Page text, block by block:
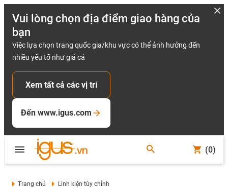
Vui lòng chọn địa điểm giao hàng của
bạn
Việc lựa chọn trang quốc gia/khu vực có thể ảnh hưởng đến
nhiều yếu tố như giá cả
Xem tất cả các vị trí
Đến www.igus.com
(0)
Trang chủ Linh kiện tùy chỉnh